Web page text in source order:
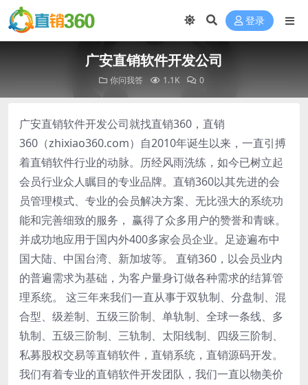
登录
广安直销软件开发公司
你问我答 1.1K 0
广安直销软件开发公司就找直销360，直销
360（zhixiao360.com）自2010年诞生以来，一直引搏
着直销软件行业的动脉。历经风雨洗练，如今已树立起
会员行业众人瞩目的专业品牌。直销360以其先进的会
员管理模式、专业的会员解决方案、无比强大的系统功
能和完善细致的服务， 赢得了众多用户的赞誉和青睐。
并成功地应用于国内外400多家会员企业。足迹遍布中
国大陆、中国台湾、新加坡等。 直销360，以会员业内
的普遍需求为基础，为客户量身订做各种需求的结算管
理系统。 这三年来我们一直从事于双轨制、分盘制、混
合型、级差制、五级三阶制、单轨制、全球一条线、多
轨制、五级三阶制、三轨制、太阳线制、四级三阶制、
私募股权交易等直销软件，直销系统，直销源码开发。
我们有着专业的直销软件开发团队，我们一直以物美价